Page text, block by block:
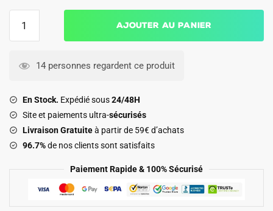
Bayern
2025
2026
Goretzka
Ajouter au panier
14 personnes regardent ce produit
En Stock. Expédié sous24/48H
Site et paiements ultra-sécurisés
Livraison Gratuiteà partir de 59€ d’achats
96.7%de nos clients sont satisfaits
Paiement Rapide & 100% Sécurisé